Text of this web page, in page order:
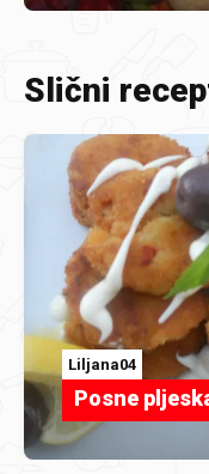
Slični
Liljana04
Posne